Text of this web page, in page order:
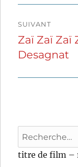
SUIVANT
Publication
suivante :
Zaï Zaï Zaï
Desagnat
Recherche
pour
:
titre de film –